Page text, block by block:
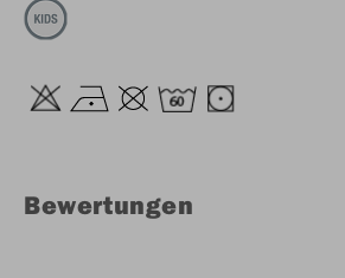
Bewertungen